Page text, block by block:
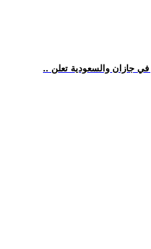
في جازان والسعودية تعلن